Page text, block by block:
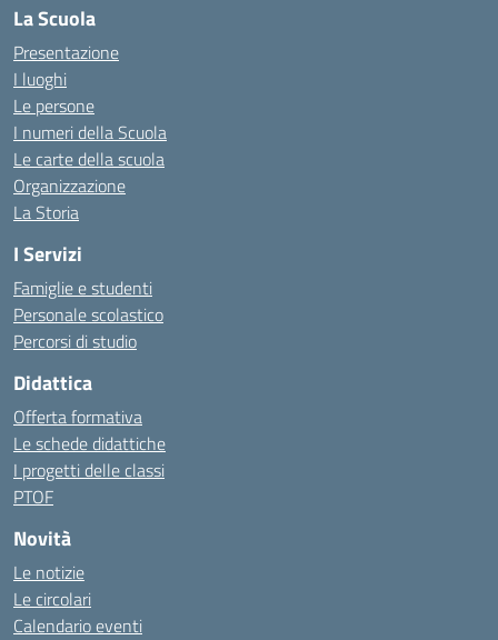
La Scuola
Presentazione
I luoghi
Le persone
I numeri della Scuola
Le carte della scuola
Organizzazione
La Storia
I Servizi
Famiglie e studenti
Personale scolastico
Percorsi di studio
Didattica
Offerta formativa
Le schede didattiche
I progetti delle classi
PTOF
Novità
Le notizie
Le circolari
Calendario eventi